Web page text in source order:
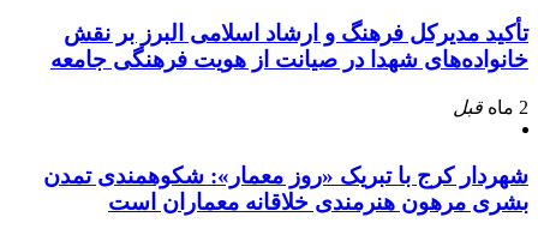
تأکید مدیرکل فرهنگ و ارشاد اسلامی البرز بر نقش
خانواده‌های شهدا در صیانت از هویت فرهنگی جامعه
2 ماه قبل
شهردار کرج با تبریک «روز معمار»: شکوهمندی تمدن
بشری مرهون هنرمندی خلاقانه معماران است